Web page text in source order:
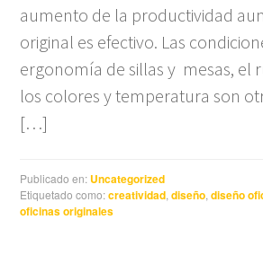
aumento de la productividad
original es efectivo. Las
ergonomía de sillas y mesas, el
los colores y temperatura son
[…]
Publicado en: Uncategorized
Etiquetado como:creatividad ,diseño ,diseño
oficinas originales